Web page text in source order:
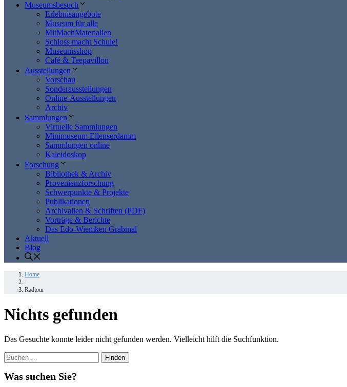
Museumsbesuch
Erlebnisangebote
Museum für alle
MitMachMaterialien
Schloss macht Schule!
Museumsshop
Café & Teepavillon
Ausstellungen
Vorschau
Sonderausstellungen
Online-Ausstellungen
Archiv
Sammlungen
Virtuelle Sammlungen
Minimuseum Ellenserdamm
Sammlungen online
Kaleidoskop
Forschung
Bibliothek & Archiv
Provenienzforschung
Schwerpunkte & Projekte
Publikationen
Archivalien & Schriften (PDF)
Vorträge & Berichte
Das Edo-Wiemken Grabmal
Aktuell
Blog
Home
Radtour
Nichts gefunden
Das Gesuchte konnte leider nicht gefunden werden. Vielleicht hilft die Suchfunktion.
Suchen
nach:
Was suchen Sie?